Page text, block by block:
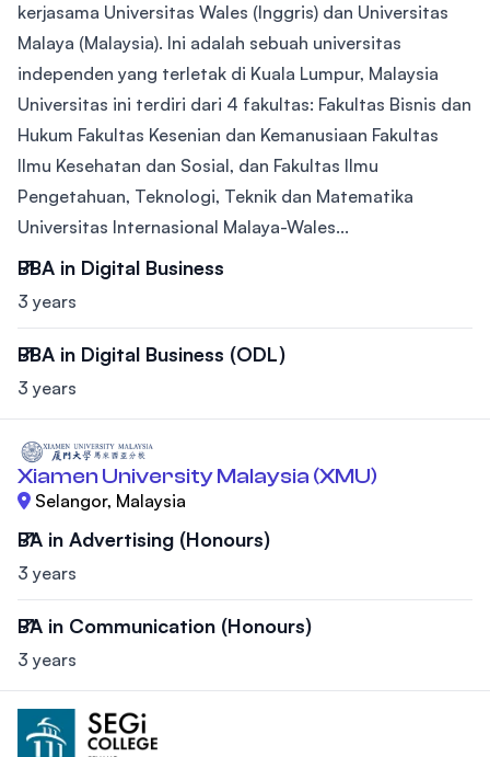
kerjasama Universitas Wales (Inggris) dan Universitas
Malaya (Malaysia). Ini adalah sebuah universitas
independen yang terletak di Kuala Lumpur, Malaysia
Universitas ini terdiri dari 4 fakultas: Fakultas Bisnis dan
Hukum Fakultas Kesenian dan Kemanusiaan Fakultas
Ilmu Kesehatan dan Sosial, dan Fakultas Ilmu
Pengetahuan, Teknologi, Teknik dan Matematika
Universitas Internasional Malaya-Wales...
BBA in Digital Business
3 years
BBA in Digital Business (ODL)
3 years
Xiamen University Malaysia (XMU)
Selangor, Malaysia
BA in Advertising (Honours)
3 years
BA in Communication (Honours)
3 years